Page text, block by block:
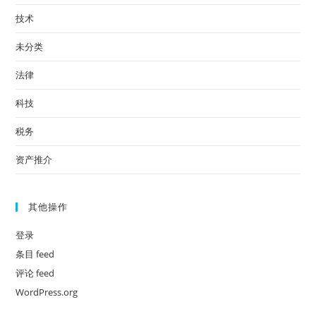
技术
未分类
法律
科技
税务
资产推介
其他操作
登录
条目 feed
评论 feed
WordPress.org